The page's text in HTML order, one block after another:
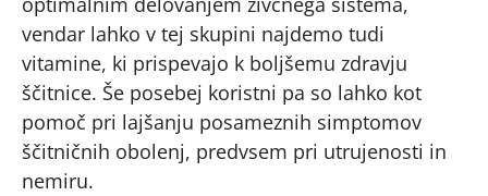
vendar lahko v tej skupini najdemo tudi
vitamine, ki prispevajo k boljšemu zdravju
ščitnice. Še posebej koristni pa so lahko kot
pomoč pri lajšanju posameznih simptomov
ščitničnih obolenj, predvsem pri utrujenosti in
nemiru.